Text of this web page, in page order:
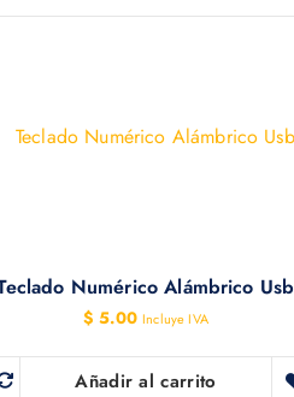
Numérico Alámbrico Usb
$ 5.00 Incluye IVA
Añadir al carrito